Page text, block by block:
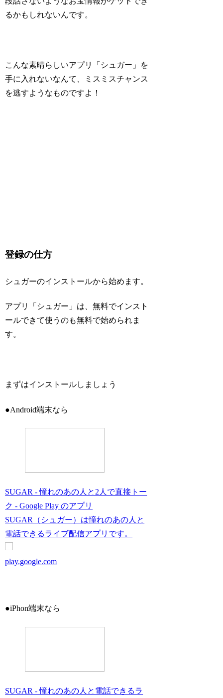
るかもしれないんです。
こんな素晴らしいアプリ「シュガー」を
手に入れないなんて、
ミスミスチャンス
を逃すようなものですよ！
登録の仕方
シュガーのインストールから始めます。
アプリ「シュガー」は、無料でインスト
ールできて使うのも無料で始められま
す。
まずはインストールしましょう
●Android端末なら
SUGAR - 憧れのあの人と2人で直接トー
ク - Google Play のアプリ
SUGAR（シュガー）は憧れのあの人と
電話できるライブ配信アプリです。
play.google.com
●iPhon端末なら
SUGAR - 憧れのあの人と電話できるラ